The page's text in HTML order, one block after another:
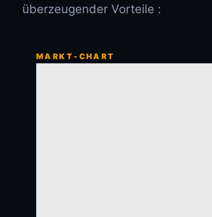
überzeugender Vorteile :
MARKT-CHART